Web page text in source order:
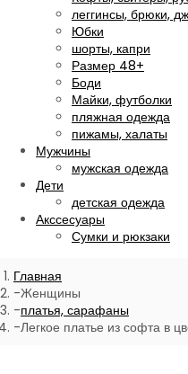
леггинсы, брюки,
Юбки
шорты, капри
Размер 48+
Боди
Майки, футболки
пляжная одежда
пижамы, халаты
Мужчины
мужская одежда
Дети
детская одежда
Акссесуары
Сумки и рюкзаки
Главная
Женщины
платья, сарафаны
Легкое платье из софта в